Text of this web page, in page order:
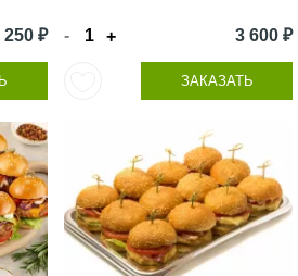
250 ₽ - + 3 600 ₽
ЗАКАЗАТЬ